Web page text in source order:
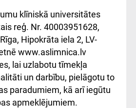
Підтримка Східної
лікарні та співпраця з
Україною
klīniskā universitātes
reģ. Nr. 40003951628,
Hipokrāta iela 2, LV-
www.aslimnica.lv
lai uzlabotu tīmekļa
un darbību, pielāgotu to
paradumiem, kā arī iegūtu
apmeklējumiem.